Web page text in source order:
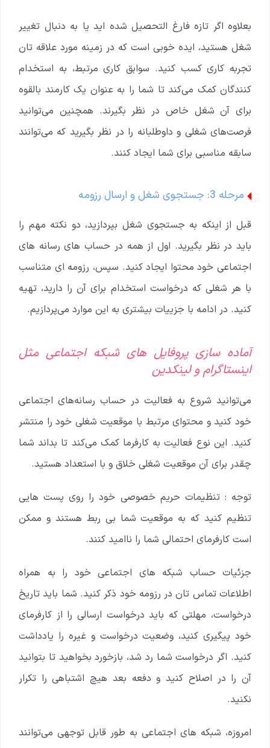
بعلاوه اگر تازه فارغ التحصیل شده اید یا به دنبال تغییر
شغل هستید، ایده خوبی است که در زمینه مورد علاقه تان
تجربه کاری کسب کنید. سوابق کاری مرتبط، به استخدام
کنندگان کمک می‌کند تا شما را به عنوان یک کارمند بالقوه
برای آن شغل خاص در نظر بگیرند. همچنین می‌توانید
فرصت‌های شغلی و داوطلبانه را در نظر بگیرید که می‌توانند
سابقه مناسبی برای شما ایجاد کنند.
مرحله 3: جستجوی شغل و ارسال رزومه
قبل از اینکه به جستجوی شغل بپردازید، دو نکته مهم را
باید در نظر بگیرید. اول از همه در حساب های رسانه های
اجتماعی خود محتوا ایجاد کنید. سپس، رزومه ای متناسب
با هر شغلی که درخواست استخدام برای آن را دارید، تهیه
کنید. در ادامه با جزییات بیشتری به این موارد می‌پردازیم.
آماده سازی پروفایل های شبکه اجتماعی مثل
اینستاگرام و لینکدین
می‌توانید شروع به فعالیت در حساب رسانه‌های اجتماعی
خود کنید و محتوای مرتبط با موقعیت شغلی خود را منتشر
کنید. این نوع فعالیت به کارفرما کمک می‌کند تا بداند شما
چقدر برای آن موقعیت شغلی خلاق و با استعداد هستید.
توجه : تنظیمات حریم خصوصی خود را روی پست هایی
تنظیم کنید که به موقعیت شما بی ربط هستند و ممکن
است کارفرمای احتمالی شما را ناامید کنند.
جزئیات حساب شبکه های اجتماعی خود را به همراه
اطلاعات تماس تان در رزومه خود ذکر کنید. شما باید تاریخ
درخواست، مهلتی که باید درخواست ارسالی را از کارفرمای
خود پیگیری کنید، وضعیت درخواست و غیره را یادداشت
کنید. اگر درخواست شما رد شد، بازخورد بخواهید تا بتوانید
آن را در اصلاح کنید و دفعه بعد هیچ اشتباهی را تکرار
نکنید.
امروزه، شبکه های اجتماعی به طور قابل توجهی می‌توانند